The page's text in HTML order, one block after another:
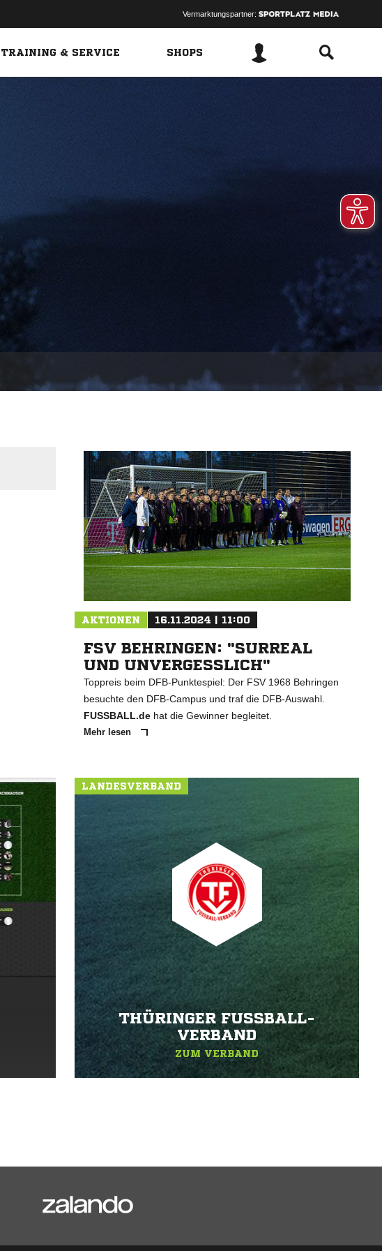
Vermarktungspartner:
TRAINING & SERVICE SHOPS
AKTIONEN 16.11.2024 | 11:00
FSV BEHRINGEN: "SURREAL
UND UNVERGESSLICH"
Toppreis beim DFB-Punktespiel: Der FSV 1968 Behringen
besuchte den DFB-Campus und traf die DFB-Auswahl.
FUSSBALL.de hat die Gewinner begleitet.
Mehr lesen
LANDESVERBAND
THÜRINGER FUSSBALL-V
ERBAND
ZUM VERBAND